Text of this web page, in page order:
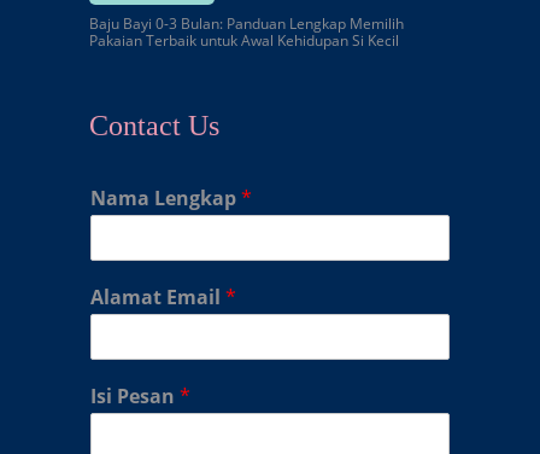
Baju Bayi 0-3 Bulan: Panduan Lengkap Memilih
Pakaian Terbaik untuk Awal Kehidupan Si Kecil
Contact Us
Nama Lengkap*
Alamat Email *
Isi Pesan *